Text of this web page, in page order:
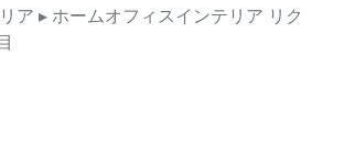
ア ▸ ホームオフィスインテリア リク